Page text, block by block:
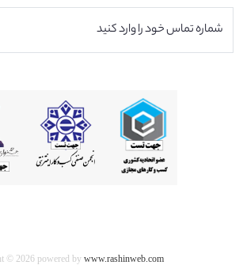
© 2026 powered by www.rashinweb.com